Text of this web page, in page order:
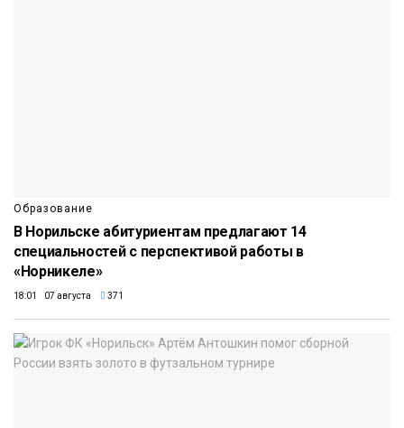
Образование
В Норильске абитуриентам предлагают 14
специальностей с перспективой работы в
«Норникеле»
18:01 07 августа 371